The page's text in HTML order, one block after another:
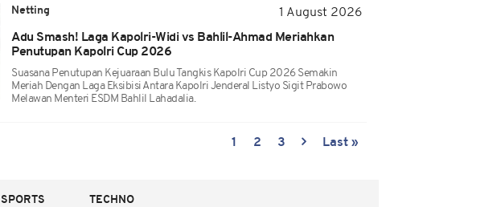
Netting
1 August 2026
Adu Smash! Laga Kapolri-Widi vs Bahlil-Ahmad Meriahkan
Penutupan Kapolri Cup 2026
Suasana Penutupan Kejuaraan Bulu Tangkis Kapolri Cup 2026 Semakin
Meriah Dengan Laga Eksibisi Antara Kapolri Jenderal Listyo Sigit Prabowo
Melawan Menteri ESDM Bahlil Lahadalia.
1 2 3 Last »
SPORTS TECHNO